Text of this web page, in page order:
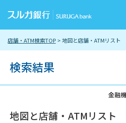
店舗・ATM検索TOP > 地図と店舗・ATMリスト
検索結果
金融
地図と店舗・ATMリスト